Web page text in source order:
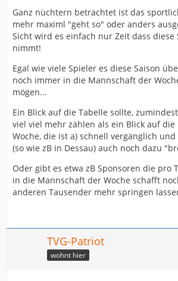
Ganz nüchtern betrachtet ist das
mehr maximl "geht so" oder anders
Sicht wird es einfach nur Zeit dass diese
nimmt!
Egal wie viele Spieler es diese Saison
noch immer in die Mannschaft der
mögen...
Ein Blick auf die Tabelle sollte,
viel viel mehr zählen als ein Blick auf
Woche, die ist a) schnell vergänglich
(so wie zB in Dessau) auch noch dazu
Oder gibt es etwa zB Sponsoren die pro
in die Mannschaft der Woche schafft
anderen Tausender mehr springen
TVG-Patriot
wohnt hier